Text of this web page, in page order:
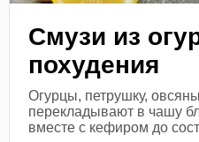
Смузи из
похудения
Огурцы, петрушку,
перекладывают в чашу
вместе с кефиром до